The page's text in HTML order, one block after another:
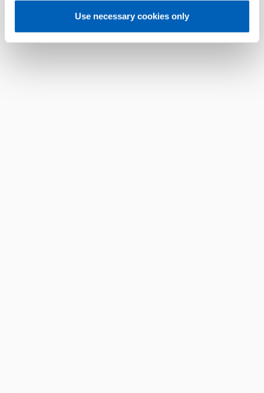
Use necessary cookies only